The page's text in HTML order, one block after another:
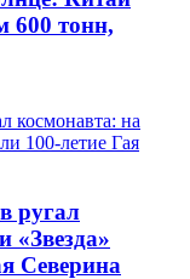
600 тонн,
ругал
«Звезда»
Северина